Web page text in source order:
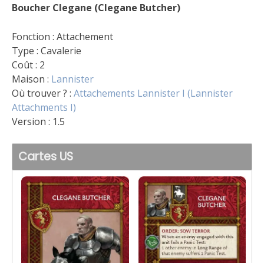
Boucher Clegane (Clegane Butcher)
Fonction : Attachement
Type : Cavalerie
Coût : 2
Maison : Lannister
Où trouver ? : Attachements Lannister I (Lannister
Attachments I)
Version : 1.5
Cartes US